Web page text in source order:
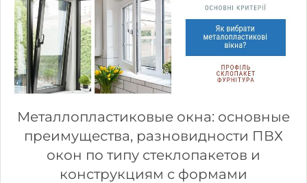
Металлопластиковые окна: основные
преимущества, разновидности ПВХ
окон по типу стеклопакетов и
конструкциям с формами